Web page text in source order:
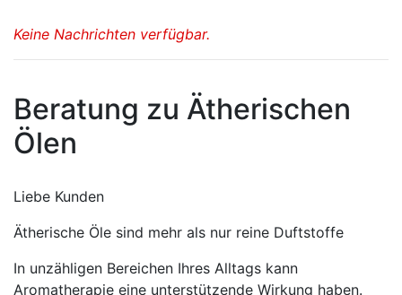
Keine Nachrichten verfügbar.
Beratung zu Ätherischen
Ölen
Liebe Kunden
Ätherische Öle sind mehr als nur reine Duftstoffe
In unzähligen Bereichen Ihres Alltags kann
Aromatherapie eine unterstützende Wirkung haben.